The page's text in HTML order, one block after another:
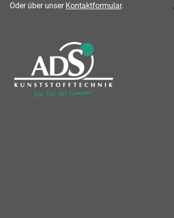
Oder über unser Kontaktformular.